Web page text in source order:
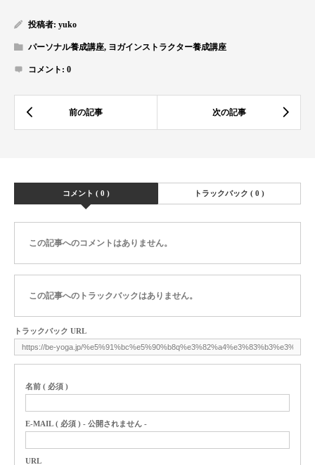
投稿者: yuko
パーソナル養成講座, ヨガインストラクター養成講座
コメント: 0
コメント ( 0 ) トラックバック ( 0 )
この記事へのコメントはありません。
この記事へのトラックバックはありません。
トラックバック URL
名前 ( 必須 )
E-MAIL ( 必須 ) - 公開されません -
URL